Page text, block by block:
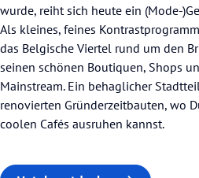
wurde, reiht sich heute ein (Mode-
Als kleines, feines
das Belgische Viertel rund um den
seinen schönen Boutiquen, Shops
Mainstream. Ein behaglicher
renovierten Gründerzeitbauten, wo
coolen Cafés ausruhen kannst.